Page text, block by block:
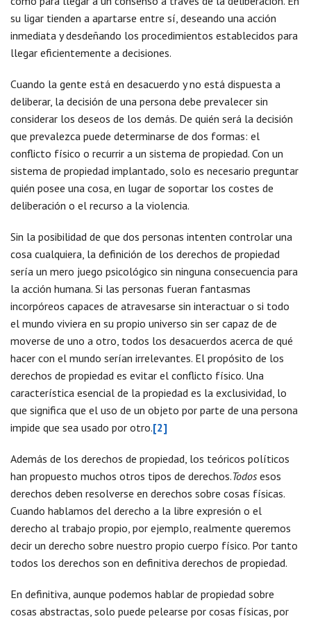
su ligar tienden a apartarse entre sí, deseando una acción
inmediata y desdeñando los procedimientos establecidos para
llegar eficientemente a decisiones.
Cuando la gente está en desacuerdo y no está dispuesta a
deliberar, la decisión de una persona debe prevalecer sin
considerar los deseos de los demás. De quién será la decisión
que prevalezca puede determinarse de dos formas: el
conflicto físico o recurrir a un sistema de propiedad. Con un
sistema de propiedad implantado, solo es necesario preguntar
quién posee una cosa, en lugar de soportar los costes de
deliberación o el recurso a la violencia.
Sin la posibilidad de que dos personas intenten controlar una
cosa cualquiera, la definición de los derechos de propiedad
sería un mero juego psicológico sin ninguna consecuencia para
la acción humana. Si las personas fueran fantasmas
incorpóreos capaces de atravesarse sin interactuar o si todo
el mundo viviera en su propio universo sin ser capaz de de
moverse de uno a otro, todos los desacuerdos acerca de qué
hacer con el mundo serían irrelevantes. El propósito de los
derechos de propiedad es evitar el conflicto físico. Una
característica esencial de la propiedad es la exclusividad, lo
que significa que el uso de un objeto por parte de una persona
impide que sea usado por otro.[2]
Además de los derechos de propiedad, los teóricos políticos
han propuesto muchos otros tipos de derechos.Todos esos
derechos deben resolverse en derechos sobre cosas físicas.
Cuando hablamos del derecho a la libre expresión o el
derecho al trabajo propio, por ejemplo, realmente queremos
decir un derecho sobre nuestro propio cuerpo físico. Por tanto
todos los derechos son en definitiva derechos de propiedad.
En definitiva, aunque podemos hablar de propiedad sobre
cosas abstractas, solo puede pelearse por cosas físicas, por